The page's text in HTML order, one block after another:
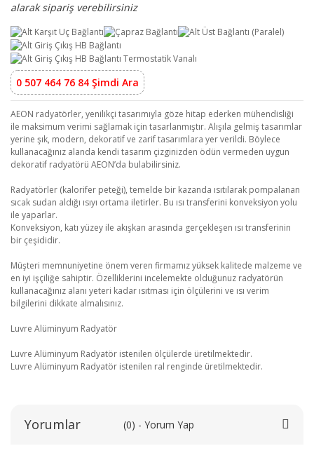
alarak sipariş verebilirsiniz
0 507 464 76 84 Şimdi Ara
AEON radyatörler, yenilikçi tasarımıyla göze hitap ederken mühendisliği
ile maksimum verimi sağlamak için tasarlanmıştır. Alışıla gelmiş tasarımlar
yerine şık, modern, dekoratif ve zarif tasarımlara yer verildi. Böylece
kullanacağınız alanda kendi tasarım çizginizden ödün vermeden uygun
dekoratif radyatörü AEON’da bulabilirsiniz.
Radyatörler (kalorifer peteği), temelde bir kazanda ısıtılarak pompalanan
sıcak sudan aldığı ısıyı ortama iletirler. Bu ısı transferini konveksiyon yolu
ile yaparlar.
Konveksiyon, katı yüzey ile akışkan arasında gerçekleşen ısı transferinin
bir çeşididir.
Müşteri memnuniyetine önem veren firmamız yüksek kalitede malzeme ve
en iyi işçiliğe sahiptir. Özelliklerini incelemekte olduğunuz radyatörün
kullanacağınız alanı yeteri kadar ısıtması için ölçülerini ve ısı verim
bilgilerini dikkate almalısınız.
Luvre Alüminyum Radyatör
Luvre Alüminyum Radyatör istenilen ölçülerde üretilmektedir.
Luvre Alüminyum Radyatör istenilen ral renginde üretilmektedir.
Yorumlar (0) - Yorum Yap